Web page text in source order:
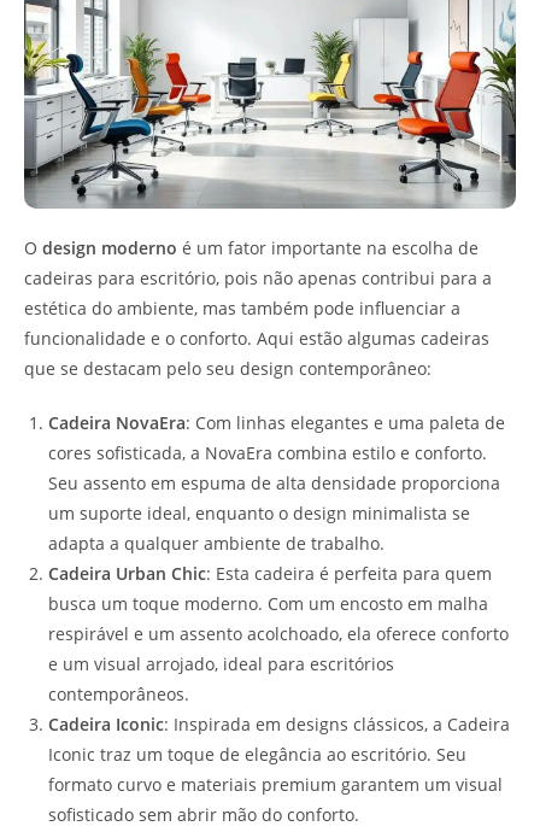
O design moderno é um fator importante na escolha de
cadeiras para escritório, pois não apenas contribui para a
estética do ambiente, mas também pode influenciar a
funcionalidade e o conforto. Aqui estão algumas cadeiras
que se destacam pelo seu design contemporâneo:
Cadeira NovaEra: Com linhas elegantes e uma paleta de
cores sofisticada, a NovaEra combina estilo e conforto.
Seu assento em espuma de alta densidade proporciona
um suporte ideal, enquanto o design minimalista se
adapta a qualquer ambiente de trabalho.
Cadeira Urban Chic: Esta cadeira é perfeita para quem
busca um toque moderno. Com um encosto em malha
respirável e um assento acolchoado, ela oferece conforto
e um visual arrojado, ideal para escritórios
contemporâneos.
Cadeira Iconic: Inspirada em designs clássicos, a Cadeira
Iconic traz um toque de elegância ao escritório. Seu
formato curvo e materiais premium garantem um visual
sofisticado sem abrir mão do conforto.